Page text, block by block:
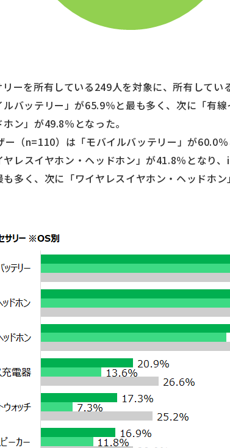
ーを所有している249人を対象に、所有してい
バッテリー」が65.9％と最も多く、次に「有線
ン」が49.8％となった。
（n=110）は「モバイルバッテリー」が60.0
レスイヤホン・ヘッドホン」が41.8％となり
多く、次に「ワイヤレスイヤホン・ヘッドホ